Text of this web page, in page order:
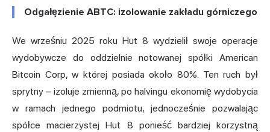
Odgałęzienie ABTC: izolowanie zakładu górniczego
We wrześniu 2025 roku Hut 8 wydzielił swoje operacje
wydobywcze do oddzielnie notowanej spółki American
Bitcoin Corp, w której posiada około 80%. Ten ruch był
sprytny – izoluje zmienną, po halvingu ekonomię wydobycia
w ramach jednego podmiotu, jednocześnie pozwalając
spółce macierzystej Hut 8 ponieść bardziej korzystną